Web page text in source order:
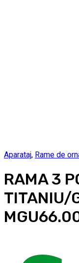
Aparataj, Rame de
RAMA 3
TITANIU/